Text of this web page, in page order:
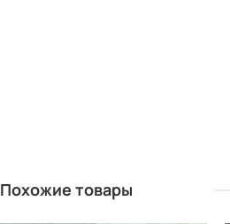
Похожие товары